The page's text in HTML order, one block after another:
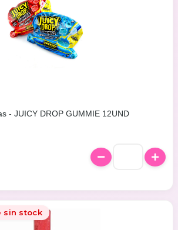
- JUICY DROP GUMMIE 12UND
sin stock